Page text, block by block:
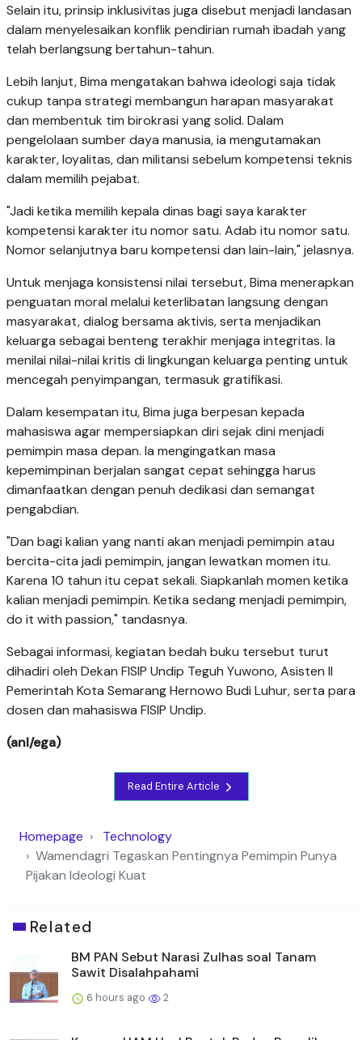
Selain itu, prinsip inklusivitas juga disebut menjadi landasan
dalam menyelesaikan konflik pendirian rumah ibadah yang
telah berlangsung bertahun-tahun.
Lebih lanjut, Bima mengatakan bahwa ideologi saja tidak
cukup tanpa strategi membangun harapan masyarakat
dan membentuk tim birokrasi yang solid. Dalam
pengelolaan sumber daya manusia, ia mengutamakan
karakter, loyalitas, dan militansi sebelum kompetensi teknis
dalam memilih pejabat.
"Jadi ketika memilih kepala dinas bagi saya karakter
kompetensi karakter itu nomor satu. Adab itu nomor satu.
Nomor selanjutnya baru kompetensi dan lain-lain," jelasnya.
Untuk menjaga konsistensi nilai tersebut, Bima menerapkan
penguatan moral melalui keterlibatan langsung dengan
masyarakat, dialog bersama aktivis, serta menjadikan
keluarga sebagai benteng terakhir menjaga integritas. Ia
menilai nilai-nilai kritis di lingkungan keluarga penting untuk
mencegah penyimpangan, termasuk gratifikasi.
Dalam kesempatan itu, Bima juga berpesan kepada
mahasiswa agar mempersiapkan diri sejak dini menjadi
pemimpin masa depan. Ia mengingatkan masa
kepemimpinan berjalan sangat cepat sehingga harus
dimanfaatkan dengan penuh dedikasi dan semangat
pengabdian.
"Dan bagi kalian yang nanti akan menjadi pemimpin atau
bercita-cita jadi pemimpin, jangan lewatkan momen itu.
Karena 10 tahun itu cepat sekali. Siapkanlah momen ketika
kalian menjadi pemimpin. Ketika sedang menjadi pemimpin,
do it with passion," tandasnya.
Sebagai informasi, kegiatan bedah buku tersebut turut
dihadiri oleh Dekan FISIP Undip Teguh Yuwono, Asisten II
Pemerintah Kota Semarang Hernowo Budi Luhur, serta para
dosen dan mahasiswa FISIP Undip.
(anl/ega)
Read Entire Article
Homepage
Technology
Wamendagri Tegaskan Pentingnya Pemimpin Punya
Pijakan Ideologi Kuat
Related
BM PAN Sebut Narasi Zulhas soal Tanam
Sawit Disalahpahami
6 hours ago 2